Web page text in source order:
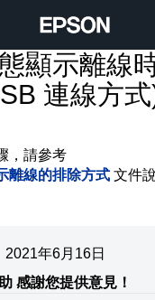
顯示離線
連線方
，請參考
離線的排除方式 文件
年6月16日
感謝您提供意見！